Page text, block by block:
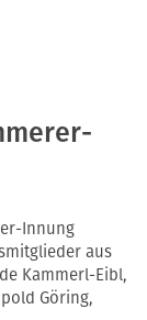
Innung
aus
Kammerl-Eibl,
Göring,